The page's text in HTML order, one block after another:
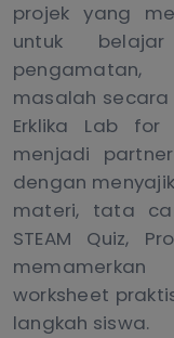
projek yang
untuk
masalah secara
Erklika Lab for
menjadi
dengan
materi, tata
STEAM Quiz,
worksheet
langkah siswa.